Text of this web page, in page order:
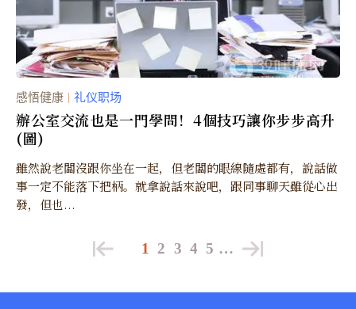
感悟健康 ｜ 礼仪职场
辦公室交流也是一門學問！4個技巧讓你步步高升
(圖)
雖然說老闆沒跟你坐在一起，但老闆的眼線隨處都有，說話做
事一定不能落下把柄。就拿說話來說吧，跟同事聊天雖從心出
發，但也...
1 2 3 4 5 …